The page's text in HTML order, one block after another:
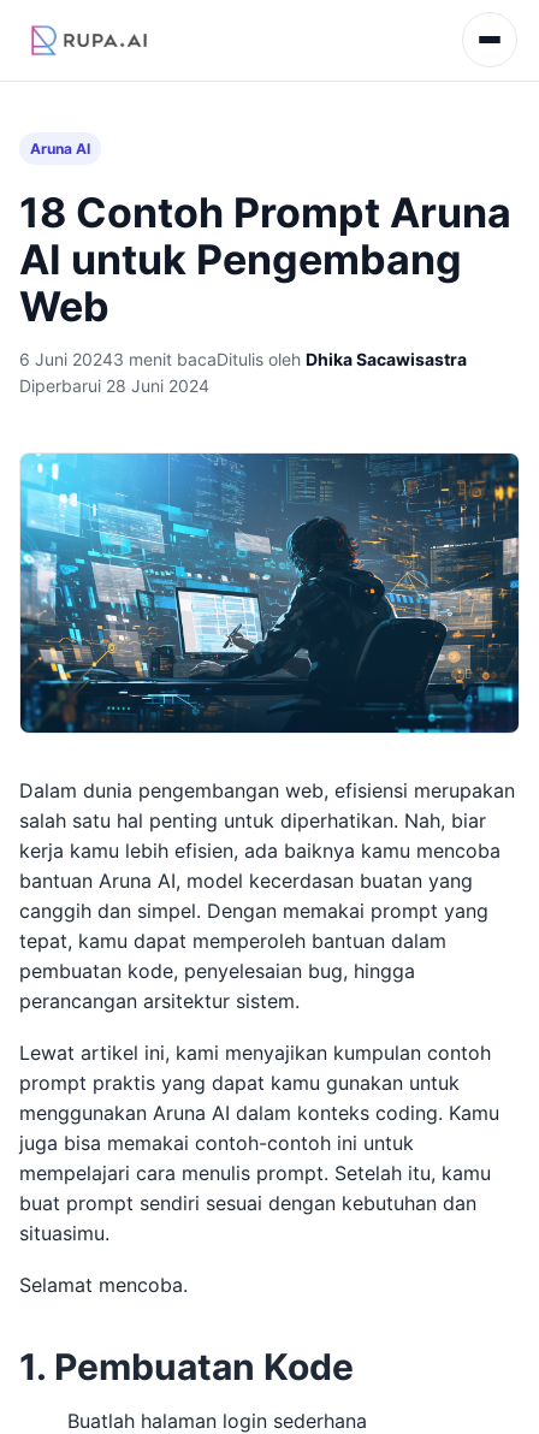
Aruna AI
18 Contoh Prompt Aruna
AI untuk Pengembang
Web
6 Juni 20243 menit bacaDitulis oleh Dhika Sacawisastra
Diperbarui 28 Juni 2024
Dalam dunia pengembangan web, efisiensi merupakan
salah satu hal penting untuk diperhatikan. Nah, biar
kerja kamu lebih efisien, ada baiknya kamu mencoba
bantuan Aruna AI, model kecerdasan buatan yang
canggih dan simpel. Dengan memakai prompt yang
tepat, kamu dapat memperoleh bantuan dalam
pembuatan kode, penyelesaian bug, hingga
perancangan arsitektur sistem.
Lewat artikel ini, kami menyajikan kumpulan contoh
prompt praktis yang dapat kamu gunakan untuk
menggunakan Aruna AI dalam konteks coding. Kamu
juga bisa memakai contoh-contoh ini untuk
mempelajari cara menulis prompt. Setelah itu, kamu
buat prompt sendiri sesuai dengan kebutuhan dan
situasimu.
Selamat mencoba.
1. Pembuatan Kode
Buatlah halaman login sederhana